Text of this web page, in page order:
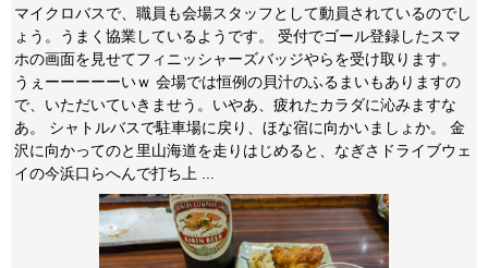
マイクロバスで、職員も会場スタッフとして動員されているのでし
ょう。うまく協業しているようです。 受付でゴール登録したスマ
ホの画面を見せてフィニッシャーズバッジやらを受け取ります。
うぇーーーーーいｗ 会場では恒例の貝汁のふるまいもありますの
で、いただいていきませう。いやあ、疲れたカラダに沁みますな
あ。 シャトルバスで駐車場に戻り、ほな宿に向かいましょか。 金
沢に向かってのと里山海道を走りはじめると、なぎさドライブウェ
イの今浜口らへんで打ち上 ...